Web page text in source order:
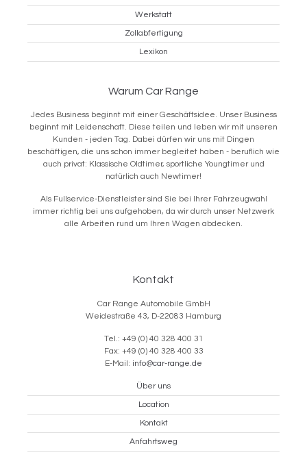
Werkstatt
Zollabfertigung
Lexikon
Warum Car Range
Jedes Business beginnt mit einer Geschäftsidee. Unser Business
beginnt mit Leidenschaft. Diese teilen und leben wir mit unseren
Kunden - jeden Tag. Dabei dürfen wir uns mit Dingen
beschäftigen, die uns schon immer begleitet haben - beruflich wie
auch privat: Klassische Oldtimer, sportliche Youngtimer und
natürlich auch Newtimer!
Als Fullservice-Dienstleister sind Sie bei Ihrer Fahrzeugwahl
immer richtig bei uns aufgehoben, da wir durch unser Netzwerk
alle Arbeiten rund um Ihren Wagen abdecken.
Kontakt
Car Range Automobile GmbH
Weidestraße 43, D-22083 Hamburg
Tel.: +49 (0) 40 328 400 31
Fax: +49 (0) 40 328 400 33
E-Mail: info@car-range.de
Über uns
Location
Kontakt
Anfahrtsweg